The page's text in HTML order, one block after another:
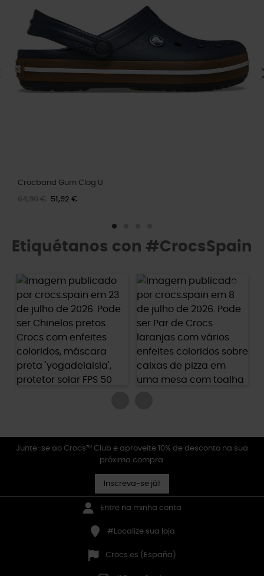
Crocband Gum Clog U
64,90 € 51,92 €
Etiquétanos con #CrocsSpain
Junte-se ao Crocs™ Club e aproveite 10% de desconto na sua
próxima compra.
Inscreva-se já!
Entre na minha conta
#Localize sua loja
Crocs.es (España)